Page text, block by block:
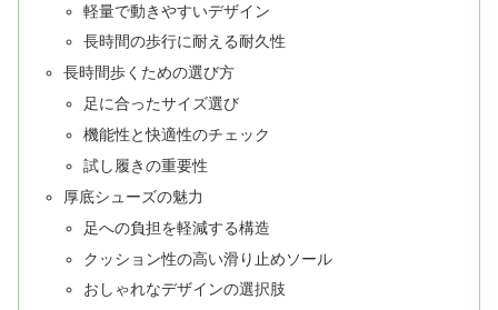
軽量で動きやすいデザイン
長時間の歩行に耐える耐久性
長時間歩くための選び方
足に合ったサイズ選び
機能性と快適性のチェック
試し履きの重要性
厚底シューズの魅力
足への負担を軽減する構造
クッション性の高い滑り止めソール
おしゃれなデザインの選択肢